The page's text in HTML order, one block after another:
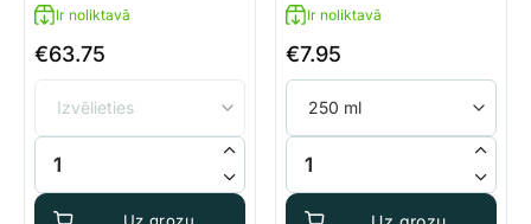
Ir noliktavā
€63.75
BioBizz Starters Pack daudzums
Ir noliktavā
€7.95
BioBizz Top Max daudzums